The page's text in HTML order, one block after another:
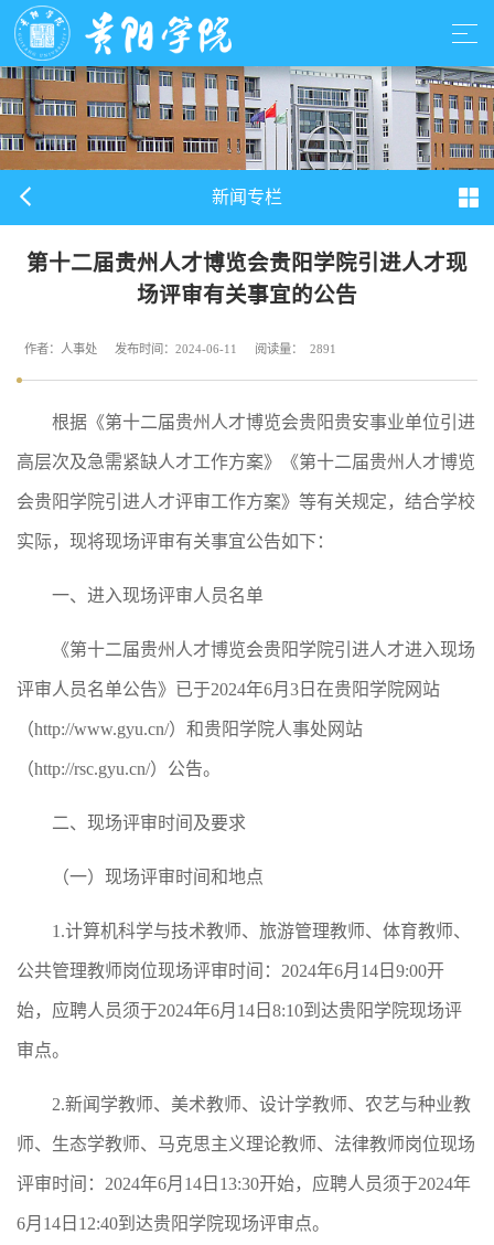
新闻专栏
第十二届贵州人才博览会贵阳学院引进人才现
场评审有关事宜的公告
作者：人事处 发布时间：2024-06-11 阅读量： 2891
根据《第十二届贵州人才博览会贵阳贵安事业单位引进
高层次及急需紧缺人才工作方案》《第十二届贵州人才博览
会贵阳学院引进人才评审工作方案》等有关规定，结合学校
实际，现将现场评审有关事宜公告如下：
一、进入现场评审人员名单
《第十二届贵州人才博览会贵阳学院引进人才进入现场
评审人员名单公告》已于2024年6月3日在贵阳学院网站
（http://www.gyu.cn/）和贵阳学院人事处网站
（http://rsc.gyu.cn/）公告。
二、现场评审时间及要求
（一）现场评审时间和地点
1.计算机科学与技术教师、旅游管理教师、体育教师、
公共管理教师岗位现场评审时间：2024年6月14日9:00开
始，应聘人员须于2024年6月14日8:10到达贵阳学院现场评
审点。
2.新闻学教师、美术教师、设计学教师、农艺与种业教
师、生态学教师、马克思主义理论教师、法律教师岗位现场
评审时间：2024年6月14日13:30开始，应聘人员须于2024年
6月14日12:40到达贵阳学院现场评审点。